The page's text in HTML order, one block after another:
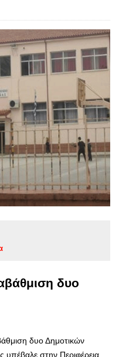
δυο
δυο Δημοτικών
υπέβαλε στην Περιφέρεια